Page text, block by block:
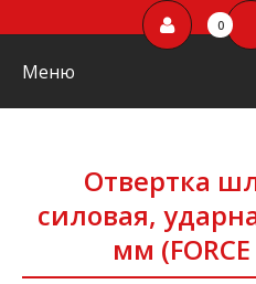
0
Меню
Отвертка
силовая,
мм